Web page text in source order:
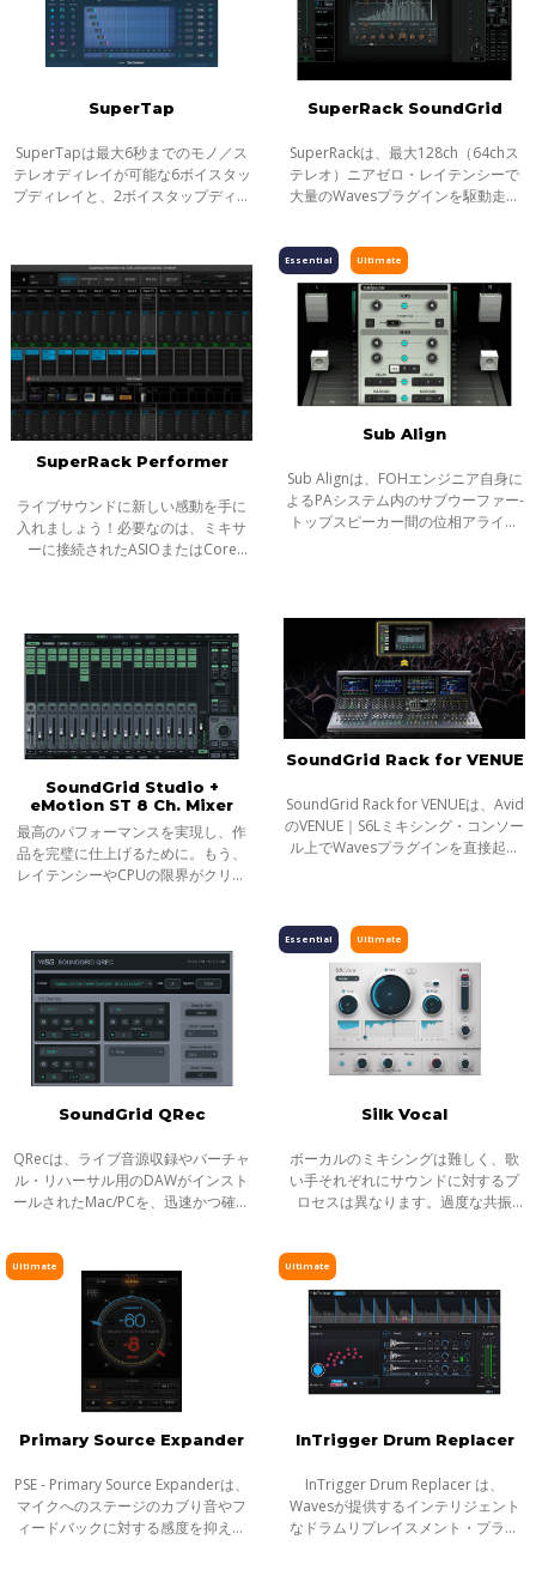
SuperTap
SuperTapは最大6秒までのモノ／ス
テレオディレイが可能な6ボイスタッ
プディレイと、2ボイスタップディレ
ラグインです。
SuperRack SoundGrid
SuperRackは、最大128ch（64chス
テレオ）ニアゼロ・レイテンシーで
大量のWavesプラグインを駆動走ら
めの最新のプラグイン・ラックで
す。
SuperRack Performer
ライブサウンドに新しい感動を手に
入れましょう！必要なのは、ミキサ
ーに接続されたASIOまたはCore
は必要ありま
Ultimate
Essential
Sub Align
Sub Alignは、FOHエンジニア自身に
よるPAシステム内のサブウーファー-
トップスピーカー間の位相アライメ
SoundGrid Studio +
eMotion ST 8 Ch. Mixer
最高のパフォーマンスを実現し、作
品を完璧に仕上げるために。もう、
レイテンシーやCPUの限界がクリエ
ってリアル
SoundGrid Rack for VENUE
SoundGrid Rack for VENUEは、Avid
のVENUE｜S6Lミキシング・コンソー
ル上でWavesプラグインを直接起動
ピュータ
SoundGrid QRec
QRecは、ライブ音源収録やバーチャ
ル・リハーサル用のDAWがインスト
ールされたMac/PCを、迅速かつ確実
ーションです。QRecを使うことで、
簡単な設定
Ultimate
Essential
Silk Vocal
ボーカルのミキシングは難しく、歌
い手それぞれにサウンドに対するプ
ロセスは異なります。過度な共振
素も多く、それらを取り除くには、
時間と知識
Ultimate
Primary Source Expander
PSE - Primary Source Expanderは、
マイクへのステージのカブり音やフ
ィードバックに対する感度を抑える
Ultimate
InTrigger Drum Replacer
InTrigger Drum Replacer は、
Wavesが提供するインテリジェント
なドラムリプレイスメント・プラグ